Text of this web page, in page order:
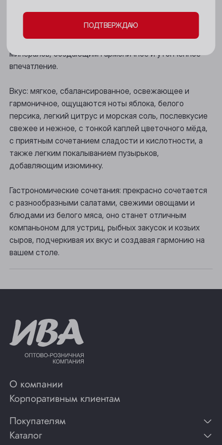
Аромат: яркий и свежий, наполнен тонами
цитрусовых и цветочных нот, с изящным штрихом
минералов, создающим гармоничное и утонченное
впечатление.
Вкус: мягкое, сбалансированное, освежающее и
гармоничное, ощущаются ноты яблока, белого
персика, легкий цитрус и морская соль, послевкусие
свежее и нежное, с тонкой каплей цветочного мёда,
с приятным сочетанием сладости и кислотности, а
также легким покалыванием пузырьков,
добавляющим изюминку.
Гастрономические сочетания: прекрасно сочетается
с разнообразными салатами, свежими овощами и
блюдами из белого мяса, оно станет отличным
компаньоном для устриц, рыбных закусок и козьих
сыров, подчеркивая их вкус и создавая гармонию на
вашем столе.
О компании
Корпоративным клиентам
Покупателям
Каталог
Осинники
Прокопьевск
Юрга
ПОДТВЕРЖДАЮ